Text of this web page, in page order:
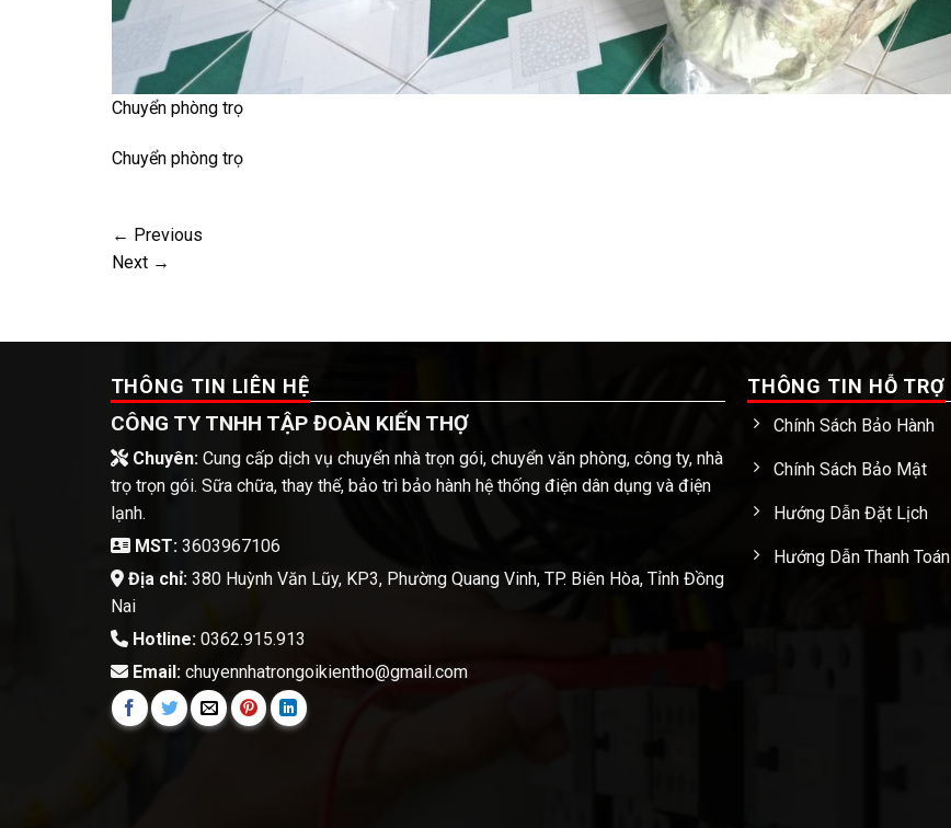
Chuyển phòng trọ
Chuyển phòng trọ
← Previous
Next →
THÔNG TIN LIÊN HỆ
CÔNG TY TNHH TẬP ĐOÀN KIẾN THỢ
Chuyên:Cung cấp dịch vụ chuyển nhà trọn gói, chuyển văn phòng, công ty, nhà
trọ trọn gói. Sữa chữa, thay thế, bảo trì bảo hành hệ thống điện dân dụng và điện
lạnh.
MST:3603967106
Địa chỉ:380 Huỳnh Văn Lũy, KP3, Phường Quang Vinh, TP. Biên Hòa, Tỉnh Đồng
Nai
Hotline:0362.915.913
Email:chuyennhatrongoikientho@gmail.com
THÔNG TIN HỖ TRỢ
Chính Sách Bảo Hành
Chính Sách Bảo Mật
Hướng Dẫn Đặt Lịch
Hướng Dẫn Thanh Toán